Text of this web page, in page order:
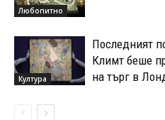
Любопитно
Култура
Последният
Климт беше
на търг в